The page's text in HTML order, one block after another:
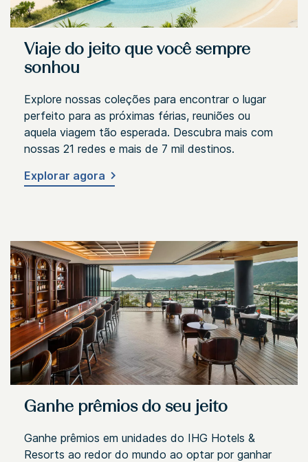
Viaje do jeito que você sempre
sonhou
Explore nossas coleções para encontrar o lugar
perfeito para as próximas férias, reuniões ou
aquela viagem tão esperada. Descubra mais com
nossas 21 redes e mais de 7 mil destinos.
Explorar agora
Ganhe prêmios do seu jeito
Ganhe prêmios em unidades do IHG Hotels &
Resorts ao redor do mundo ao optar por ganhar